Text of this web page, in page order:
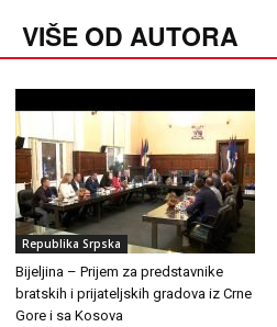
VIŠE OD AUTORA
Republika Srpska
Bijeljina – Prijem za predstavnike
bratskih i prijateljskih gradova iz Crne
Gore i sa Kosova